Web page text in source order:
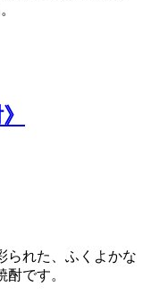
られた、ふくよかな
です。